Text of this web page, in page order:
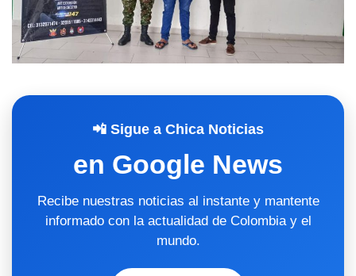
📲 Sigue a Chica Noticias
en Google News
Recibe nuestras noticias al instante y mantente
informado con la actualidad de Colombia y el
mundo.